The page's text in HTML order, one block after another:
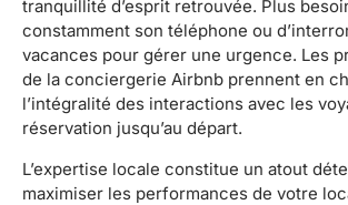
tranquillité d’esprit retrouvée. Plus
constamment son téléphone ou
vacances pour gérer une urgence. Les
de la conciergerie Airbnb prennent en
l’intégralité des interactions avec les
réservation jusqu’au départ.
L’expertise locale constitue un atout
maximiser les performances de votre